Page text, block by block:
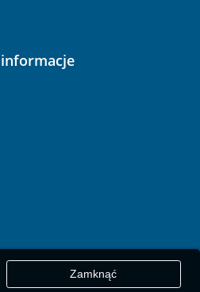
informacje
Zamknąć